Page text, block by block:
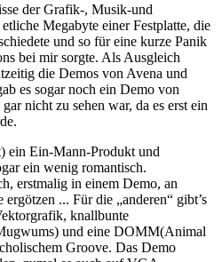
der Grafik-, Musik-und
Megabyte einer Festplatte, die
und so für eine kurze Panik
bei mir sorgte. Als Ausgleich
die Demos von Avena und
es sogar noch ein Demo von
nicht zu sehen war, da es erst ein
ein Ein-Mann-Produkt und
ein wenig romantisch.
erstmalig in einem Demo, an
... Für die „anderen“ gibt’s
knallbunte
und eine DOMM(Animal
Groove. Das Demo